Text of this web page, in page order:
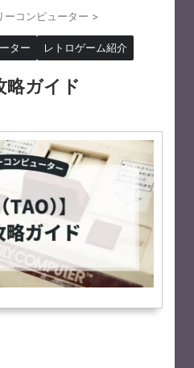
ーコンピューター >
ター レトロゲーム紹介
略ガイド